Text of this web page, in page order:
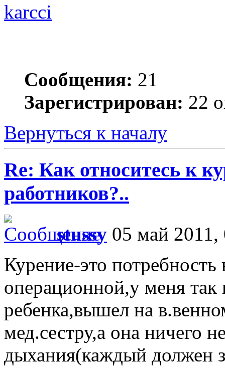
karcci
Сообщения: 21
Зарегистрирован: 22
Вернуться к началу
Re: Как относитесь к
работников?..
stussy 05 май 2011,
Курение-это
операционной,у меня так
ребенка,вышел на
мед.сестру,а она ничего
дыхания(каждый должен